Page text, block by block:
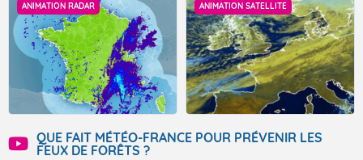
ANIMATION RADAR ANIMATION SATELLITE
QUE FAIT MÉTÉO-FRANCE POUR PRÉVENIR LES
FEUX DE FORÊTS ?